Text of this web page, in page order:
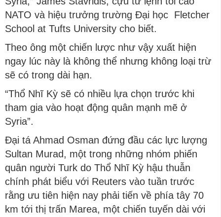
NATO và hiệu trưởng trường Đại học Fletcher
School at Tufts University cho biết.
Theo ông một chiến lược như vậy xuất hiện
ngay lúc này là không thể nhưng không loại trừ
sẽ có trong dài hạn.
“Thổ Nhĩ Kỳ sẽ có nhiều lựa chọn trước khi
tham gia vào hoạt động quân mạnh mẽ ở
Syria”.
Đại tá Ahmad Osman đứng đầu các lực lượng
Sultan Murad, một trong những nhóm phiến
quân người Turk do Thổ Nhĩ Kỳ hậu thuẫn
chính phát biểu với Reuters vào tuần trước
rằng ưu tiên hiện nay phải tiến về phía tây 70
km tới thị trấn Marea, một chiến tuyến dài với